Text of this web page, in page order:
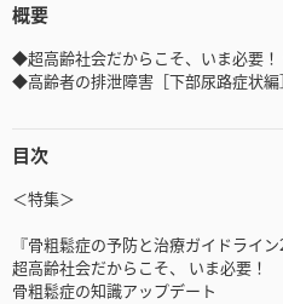
概要
◆超高齢社会だからこそ、いま必要
◆高齢者の排泄障害［下部尿路症状編］
目次
＜特集＞
『骨粗鬆症の予防と治療ガイドライ
超高齢社会だからこそ、 いま必要！
骨粗鬆症の知識アップデート